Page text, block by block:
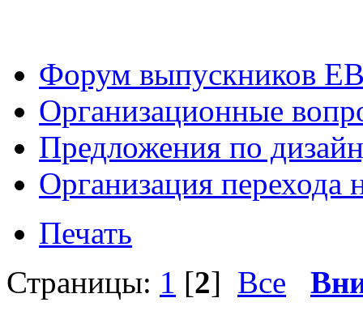
Форум выпускников
Организационные
Предложения по
Организация перехода
Печать
Страницы: 1 [2] Все